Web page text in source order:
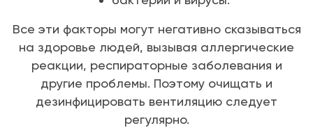
Все эти факторы могут негативно сказываться
на здоровье людей, вызывая аллергические
реакции, респираторные заболевания и
другие проблемы. Поэтому очищать и
дезинфицировать вентиляцию следует
регулярно.